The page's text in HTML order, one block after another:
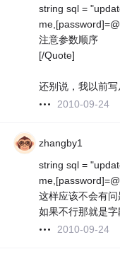
string sql =
注意参数顺序
[/Quote]
还别说，我以前
2010-09-24
zhangby1
string sql =
这样应该不会有问
如果不行那就是
2010-09-24